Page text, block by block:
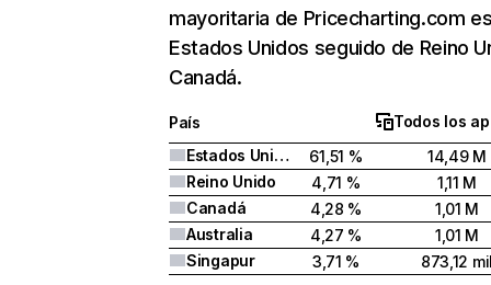
mayoritaria de Pricecharting.com
Estados Unidos seguido de Reino
Canadá.
País
Todos los
Estados Unidos
61,51 %
14,49 M
Reino Unido
4,71 %
1,11 M
Canadá
4,28 %
1,01 M
Australia
4,27 %
1,01 M
Singapur
3,71 % 873,12